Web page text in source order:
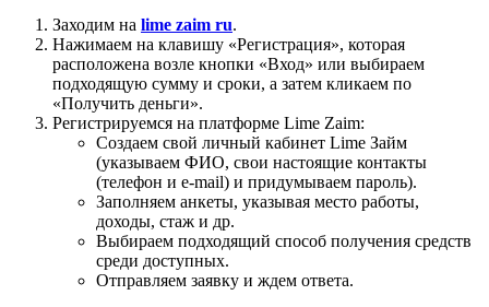
Заходим на lime zaim ru.
Нажимаем на клавишу «Регистрация», которая
расположена возле кнопки «Вход» или выбираем
подходящую сумму и сроки, а затем кликаем по
«Получить деньги».
Регистрируемся на платформе Lime Zaim:
Создаем свой личный кабинет Lime Займ
(указываем ФИО, свои настоящие контакты
(телефон и e-mail) и придумываем пароль).
Заполняем анкеты, указывая место работы,
доходы, стаж и др.
Выбираем подходящий способ получения средств
среди доступных.
Отправляем заявку и ждем ответа.